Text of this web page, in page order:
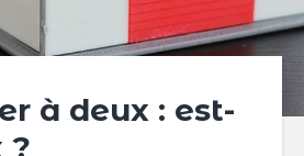
à deux : est-
?